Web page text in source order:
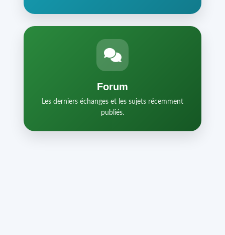
Forum
Les derniers échanges et les sujets récemment
publiés.